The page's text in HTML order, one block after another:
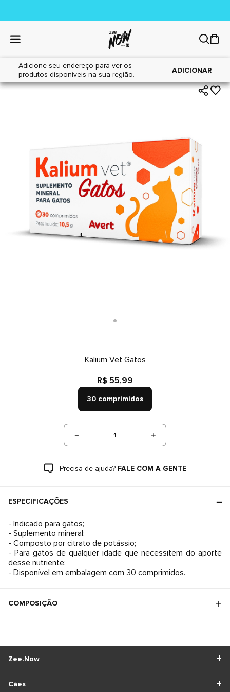
Adicione seu endereço para ver os
produtos disponíveis na sua região.
ADICIONAR
Home|Gatos|Farmácia
Kalium Vet Gatos
R$ 55,99
30 comprimidos
1
Precisa de ajuda? FALE COM A GENTE
ESPECIFICAÇÕES
- Indicado para gatos;
- Suplemento mineral;
- Composto por citrato de potássio;
- Para gatos de qualquer idade que necessitem do aporte
desse nutriente;
- Disponível em embalagem com 30 comprimidos.
COMPOSIÇÃO
Cães
Zee.Now